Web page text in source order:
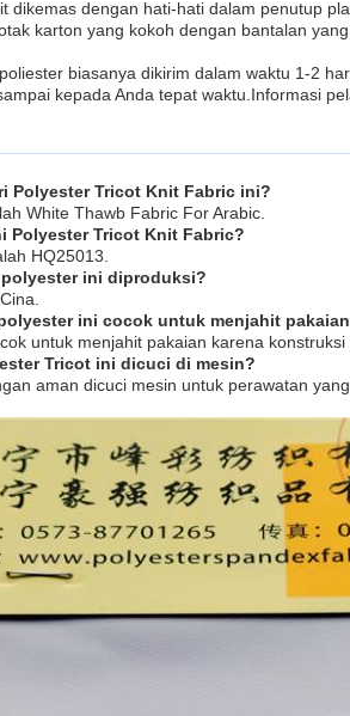
dikemas dengan hati-hati dalam penutup
karton yang kokoh dengan bantalan
biasanya dikirim dalam waktu 1-2
kepada Anda tepat waktu.Informasi
Polyester Tricot Knit Fabric ini?
White Thawb Fabric For Arabic.
Polyester Tricot Knit Fabric?
HQ25013.
ini diproduksi?
ini cocok untuk menjahit
untuk menjahit pakaian karena konstruksi
Tricot ini dicuci di mesin?
aman dicuci mesin untuk perawatan yang